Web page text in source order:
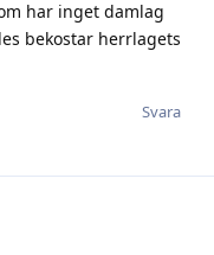
har inget damlag
bekostar herrlagets
Svara